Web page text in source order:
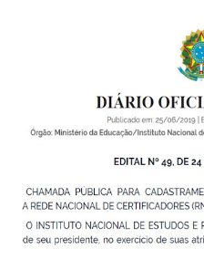
crianças de zero a 3 anos e
Municipais de Educação
a 5 anos e 11 meses; –
Educação Infantil, que recebe
Indígena, e trabalham com